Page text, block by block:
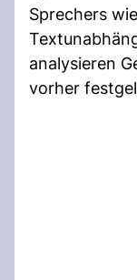
Sprechers
analysieren
vorher